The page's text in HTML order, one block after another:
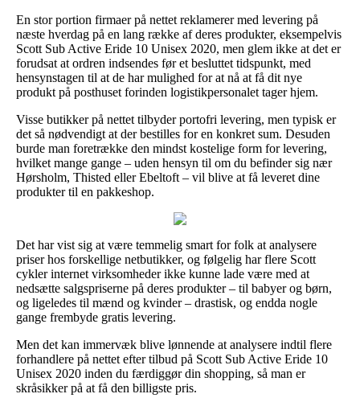
En stor portion firmaer på nettet reklamerer med levering på
næste hverdag på en lang række af deres produkter, eksempelvis
Scott Sub Active Eride 10 Unisex 2020, men glem ikke at det er
forudsat at ordren indsendes før et besluttet tidspunkt, med
hensynstagen til at de har mulighed for at nå at få dit nye
produkt på posthuset forinden logistikpersonalet tager hjem.
Visse butikker på nettet tilbyder portofri levering, men typisk er
det så nødvendigt at der bestilles for en konkret sum. Desuden
burde man foretrække den mindst kostelige form for levering,
hvilket mange gange – uden hensyn til om du befinder sig nær
Hørsholm, Thisted eller Ebeltoft – vil blive at få leveret dine
produkter til en pakkeshop.
Det har vist sig at være temmelig smart for folk at analysere
priser hos forskellige netbutikker, og følgelig har flere Scott
cykler internet virksomheder ikke kunne lade være med at
nedsætte salgspriserne på deres produkter – til babyer og børn,
og ligeledes til mænd og kvinder – drastisk, og endda nogle
gange frembyde gratis levering.
Men det kan immervæk blive lønnende at analysere indtil flere
forhandlere på nettet efter tilbud på Scott Sub Active Eride 10
Unisex 2020 inden du færdiggør din shopping, så man er
skråsikker på at få den billigste pris.